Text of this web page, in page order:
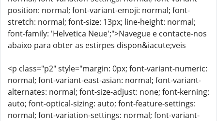
position: normal; font-variant-emoji: normal; font-
stretch: normal; font-size: 13px; line-height: normal;
font-family: 'Helvetica Neue';">Navegue e contacte-nos
abaixo para obter as estirpes dispon&iacute;veis
<p class="p2" style="margin: 0px; font-variant-numeric:
normal; font-variant-east-asian: normal; font-variant-
alternates: normal; font-size-adjust: none; font-kerning:
auto; font-optical-sizing: auto; font-feature-settings:
normal; font-variation-settings: normal; font-variant-